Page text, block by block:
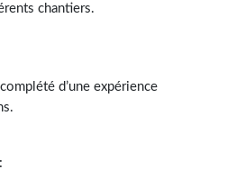
chantiers.
d’une expérience